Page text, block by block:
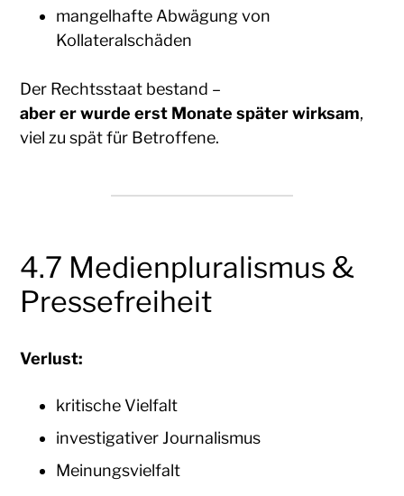
mangelhafte Abwägung von
Kollateralschäden
Der Rechtsstaat bestand –
aber er wurde erst Monate später wirksam,
viel zu spät für Betroffene.
4.7 Medienpluralismus &
Pressefreiheit
Verlust:
kritische Vielfalt
investigativer Journalismus
Meinungsvielfalt